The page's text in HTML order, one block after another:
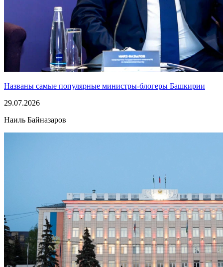
Названы самые популярные министры-блогеры Башкирии
29.07.2026
Наиль Байназаров